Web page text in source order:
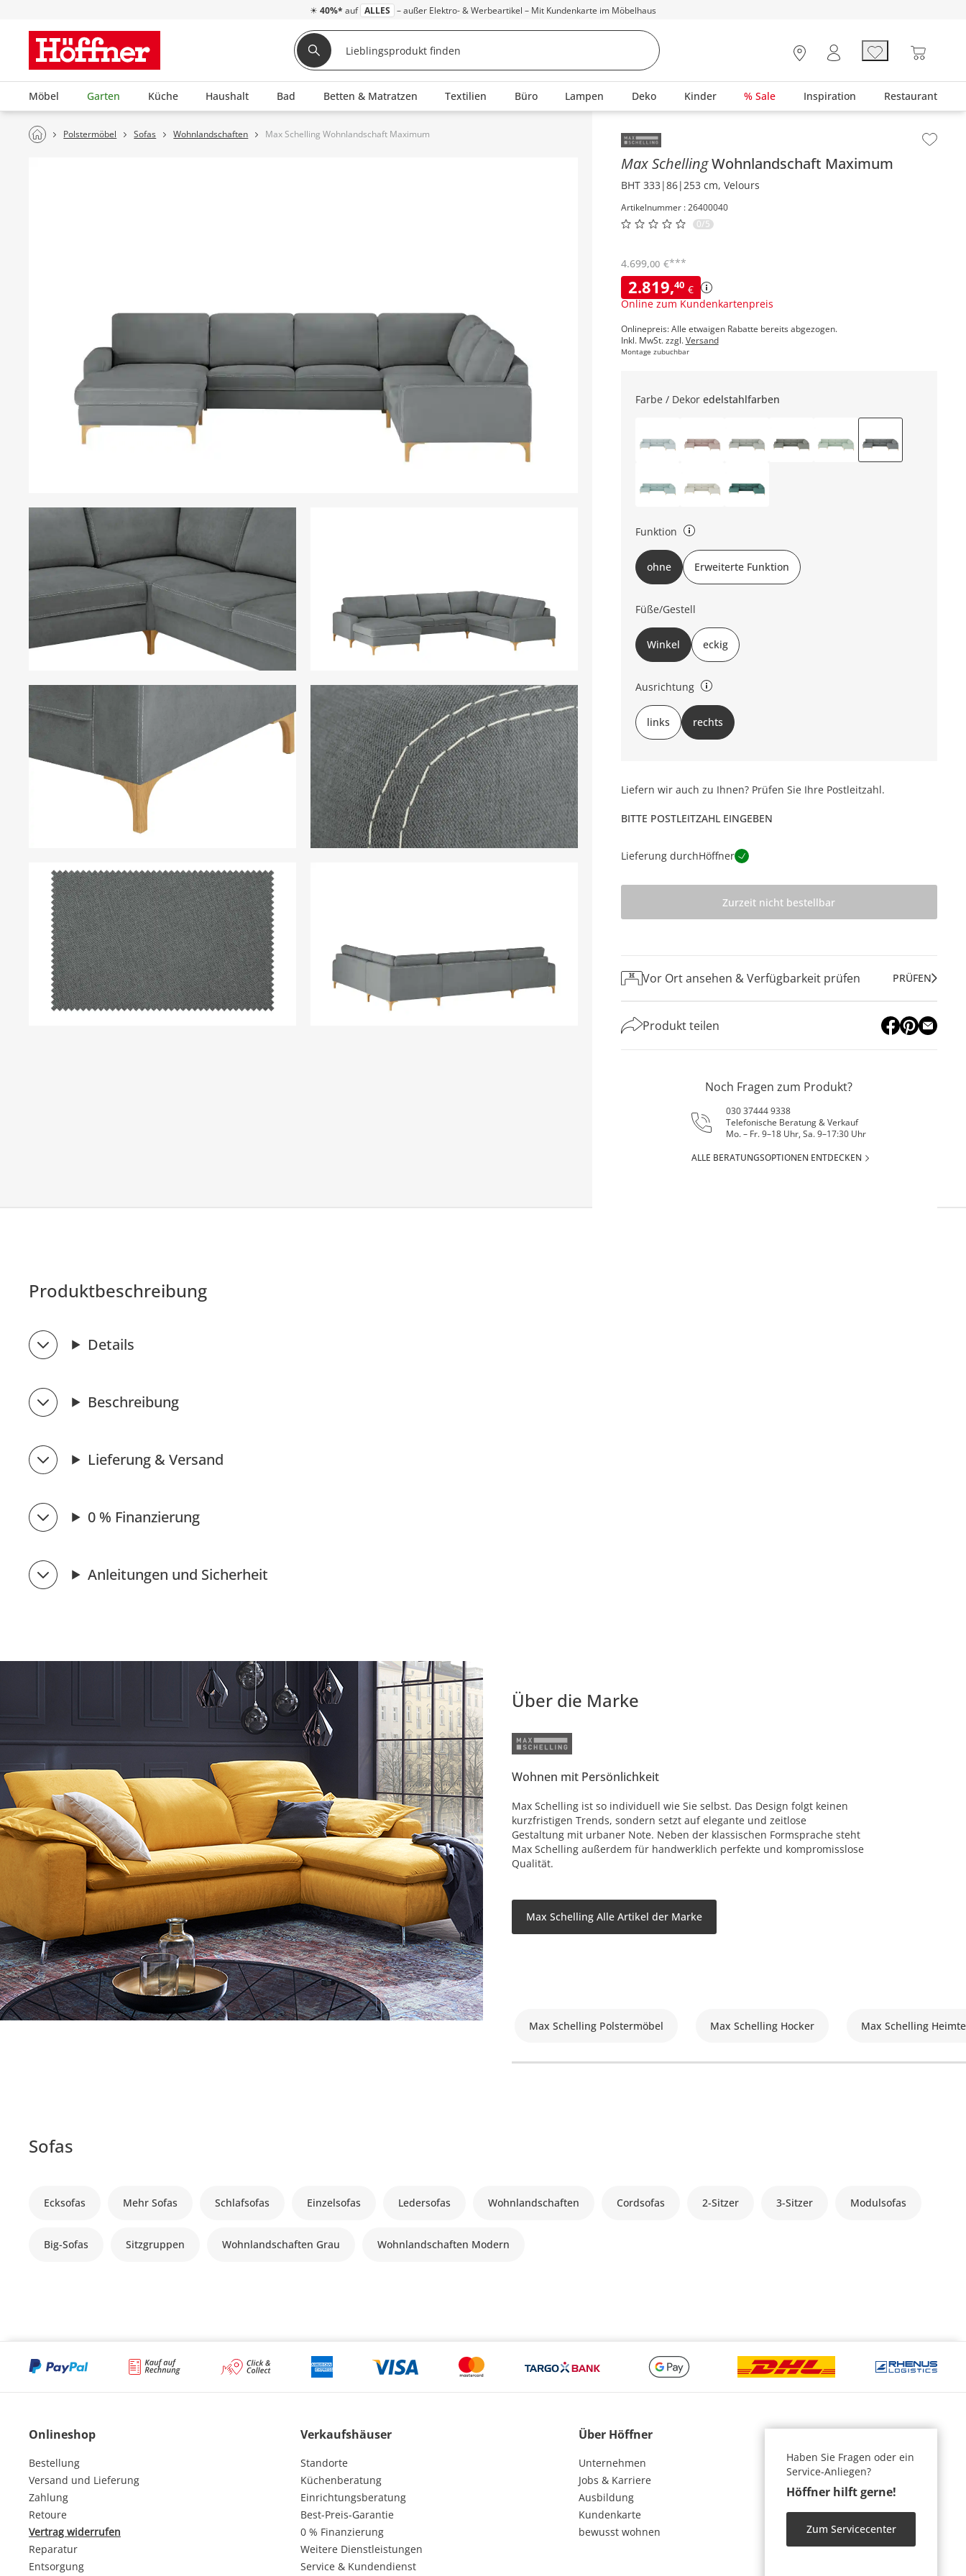
☀ 40%* auf ALLES – außer Elektro- & Werbeartikel – Mit Kundenkarte im Möbelhaus
Möbel Garten Küche Haushalt Bad Betten & Matratzen Textilien Büro Lampen Deko Kinder % Sale Inspiration Restaurant
Polstermöbel Sofas Wohnlandschaften Max Schelling Wohnlandschaft Maximum Inhalt der Seitenleiste überspringen - Zum Seitenende
Max SchellingWohnlandschaft Maximum
BHT 333|86|253 cm, Velours
Artikelnummer : 26400040
0/5
2.819,40 €
Online zum Kundenkartenpreis
4.699,00 €***
Onlinepreis: Alle etwaigen Rabatte bereits abgezogen.
Inkl. MwSt. zzgl.Versand
Montage zubuchbar
Farbe / Dekor edelstahlfarben
Funktion
Erweiterte Funktion: Schlaffunktion, Stauraum Ohne Funktion: ohne
ohne Erweiterte Funktion
Füße/Gestell
Winkel eckig
Ausrichtung
rechts oder links (bezieht sich auf die Draufsicht)
links rechts
Liefern wir auch zu Ihnen? Prüfen Sie Ihre Postleitzahl.
BITTE POSTLEITZAHL EINGEBEN
Lieferung durchHöffner
Zurzeit nicht bestellbar
Vor Ort ansehen & Verfügbarkeit prüfen PRÜFEN
Produkt teilen
Noch Fragen zum Produkt?
030 37444 9338
Telefonische Beratung & Verkauf
Mo. – Fr. 9–18 Uhr, Sa. 9–17:30 Uhr
ALLE BERATUNGSOPTIONEN ENTDECKEN
Produktbeschreibung
Details
Beschreibung
Lieferung & Versand
0 % Finanzierung
Anleitungen und Sicherheit
Über die Marke
Wohnen mit Persönlichkeit
Max Schelling ist so individuell wie Sie selbst. Das Design folgt keinen
kurzfristigen Trends, sondern setzt auf elegante und zeitlose
Gestaltung mit urbaner Note. Neben der klassischen Formsprache steht
Max Schelling außerdem für handwerklich perfekte und kompromisslose
Qualität.
Max Schelling Alle Artikel der Marke
Max Schelling Polstermöbel Max Schelling Hocker Max Schelling
Sofas
Ecksofas Mehr Sofas Schlafsofas Einzelsofas Ledersofas Wohnlandschaften Cordsofas 2-Sitzer 3-Sitzer Modulsofas
Big-Sofas Sitzgruppen Wohnlandschaften Grau Wohnlandschaften Modern
Onlineshop
Bestellung
Versand und Lieferung
Zahlung
Retoure
Vertrag widerrufen
Reparatur
Entsorgung
Verkaufshäuser
Standorte
Küchenberatung
Einrichtungsberatung
Best-Preis-Garantie
0 % Finanzierung
Weitere Dienstleistungen
Service & Kundendienst
Über Höffner
Unternehmen
Jobs & Karriere
Ausbildung
Kundenkarte
bewusst wohnen
Haben Sie Fragen oder ein
Service-Anliegen?
Höffner hilft gerne!
Zum Servicecenter